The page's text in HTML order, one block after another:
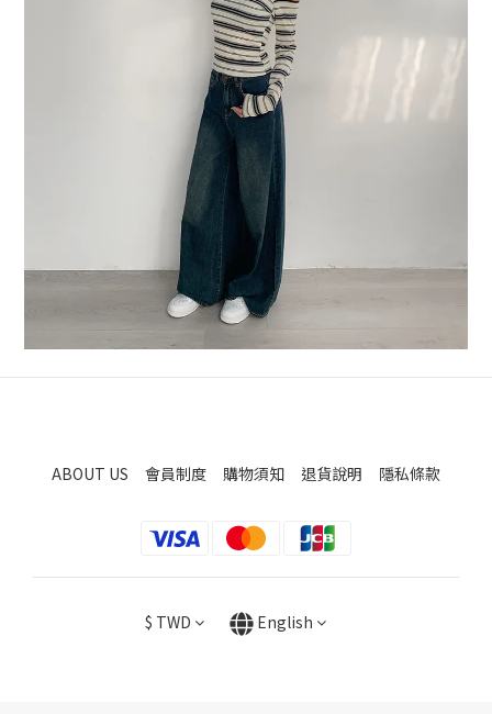
ABOUT US 會員制度 購物須知 退貨說明 隱私條款
$ TWD English